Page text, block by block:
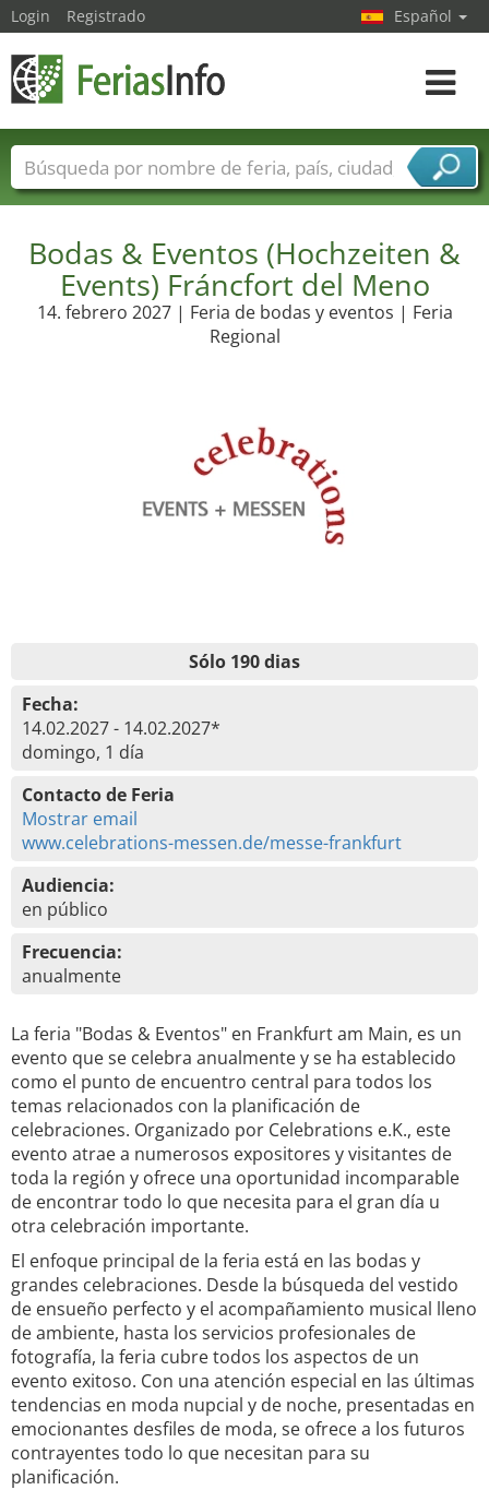
Bodas & Eventos (Hochzeiten &
Events) Fráncfort del Meno
14. febrero 2027 | Feria de bodas y eventos | Feria
Regional
Sólo 190 dias
Fecha:
14.02.2027 - 14.02.2027*
domingo, 1 día
Contacto de Feria
Mostrar email
www.celebrations-messen.de/messe-frankfurt
Audiencia:
en público
Frecuencia:
anualmente
La feria "Bodas & Eventos" en Frankfurt am Main, es un
evento que se celebra anualmente y se ha establecido
como el punto de encuentro central para todos los
temas relacionados con la planificación de
celebraciones. Organizado por Celebrations e.K., este
evento atrae a numerosos expositores y visitantes de
toda la región y ofrece una oportunidad incomparable
de encontrar todo lo que necesita para el gran día u
otra celebración importante.
El enfoque principal de la feria está en las bodas y
grandes celebraciones. Desde la búsqueda del vestido
de ensueño perfecto y el acompañamiento musical lleno
de ambiente, hasta los servicios profesionales de
fotografía, la feria cubre todos los aspectos de un
evento exitoso. Con una atención especial en las últimas
tendencias en moda nupcial y de noche, presentadas en
emocionantes desfiles de moda, se ofrece a los futuros
contrayentes todo lo que necesitan para su
planificación.
Login Registrado Español
toggle
Nombres de ferias Países
Ciudades
Sectores de proveedor de servicios